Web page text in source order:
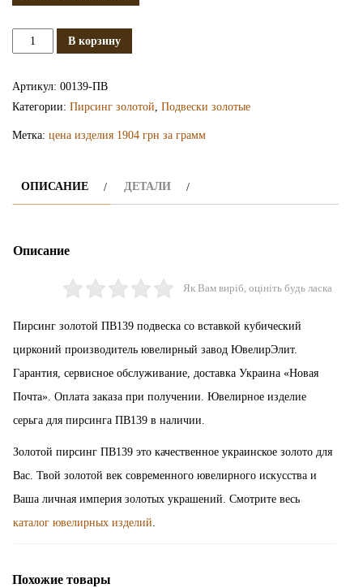
КоличествоВ корзину
Артикул: 00139-ПВ
Категории: Пирсинг золотой, Подвески золотые
Метка: цена изделия 1904 грн за грамм
ОПИСАНИЕ ДЕТАЛИ
Описание
Як Вам виріб, оцініть будь ласка
Пирсинг золотой ПВ139 подвеска со вставкой кубический
цирконий производитель ювелирный завод ЮвелирЭлит.
Гарантия, сервисное обслуживание, доставка Украина «Новая
Почта». Оплата заказа при получении. Ювелирное изделие
серьга для пирсинга ПВ139 в наличии.
Золотой пирсинг ПВ139 это качественное украинское золото для
Вас. Твой золотой век современного ювелирного искусства и
Ваша личная империя золотых украшений. Смотрите весь
каталог ювелирных изделий
Похожие товары